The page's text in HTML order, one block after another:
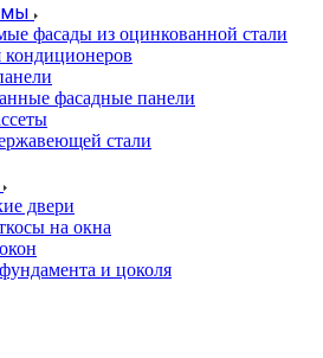
фасады из оцинкованной стали
фасадные панели
стали
двери
на окна
и цоколя